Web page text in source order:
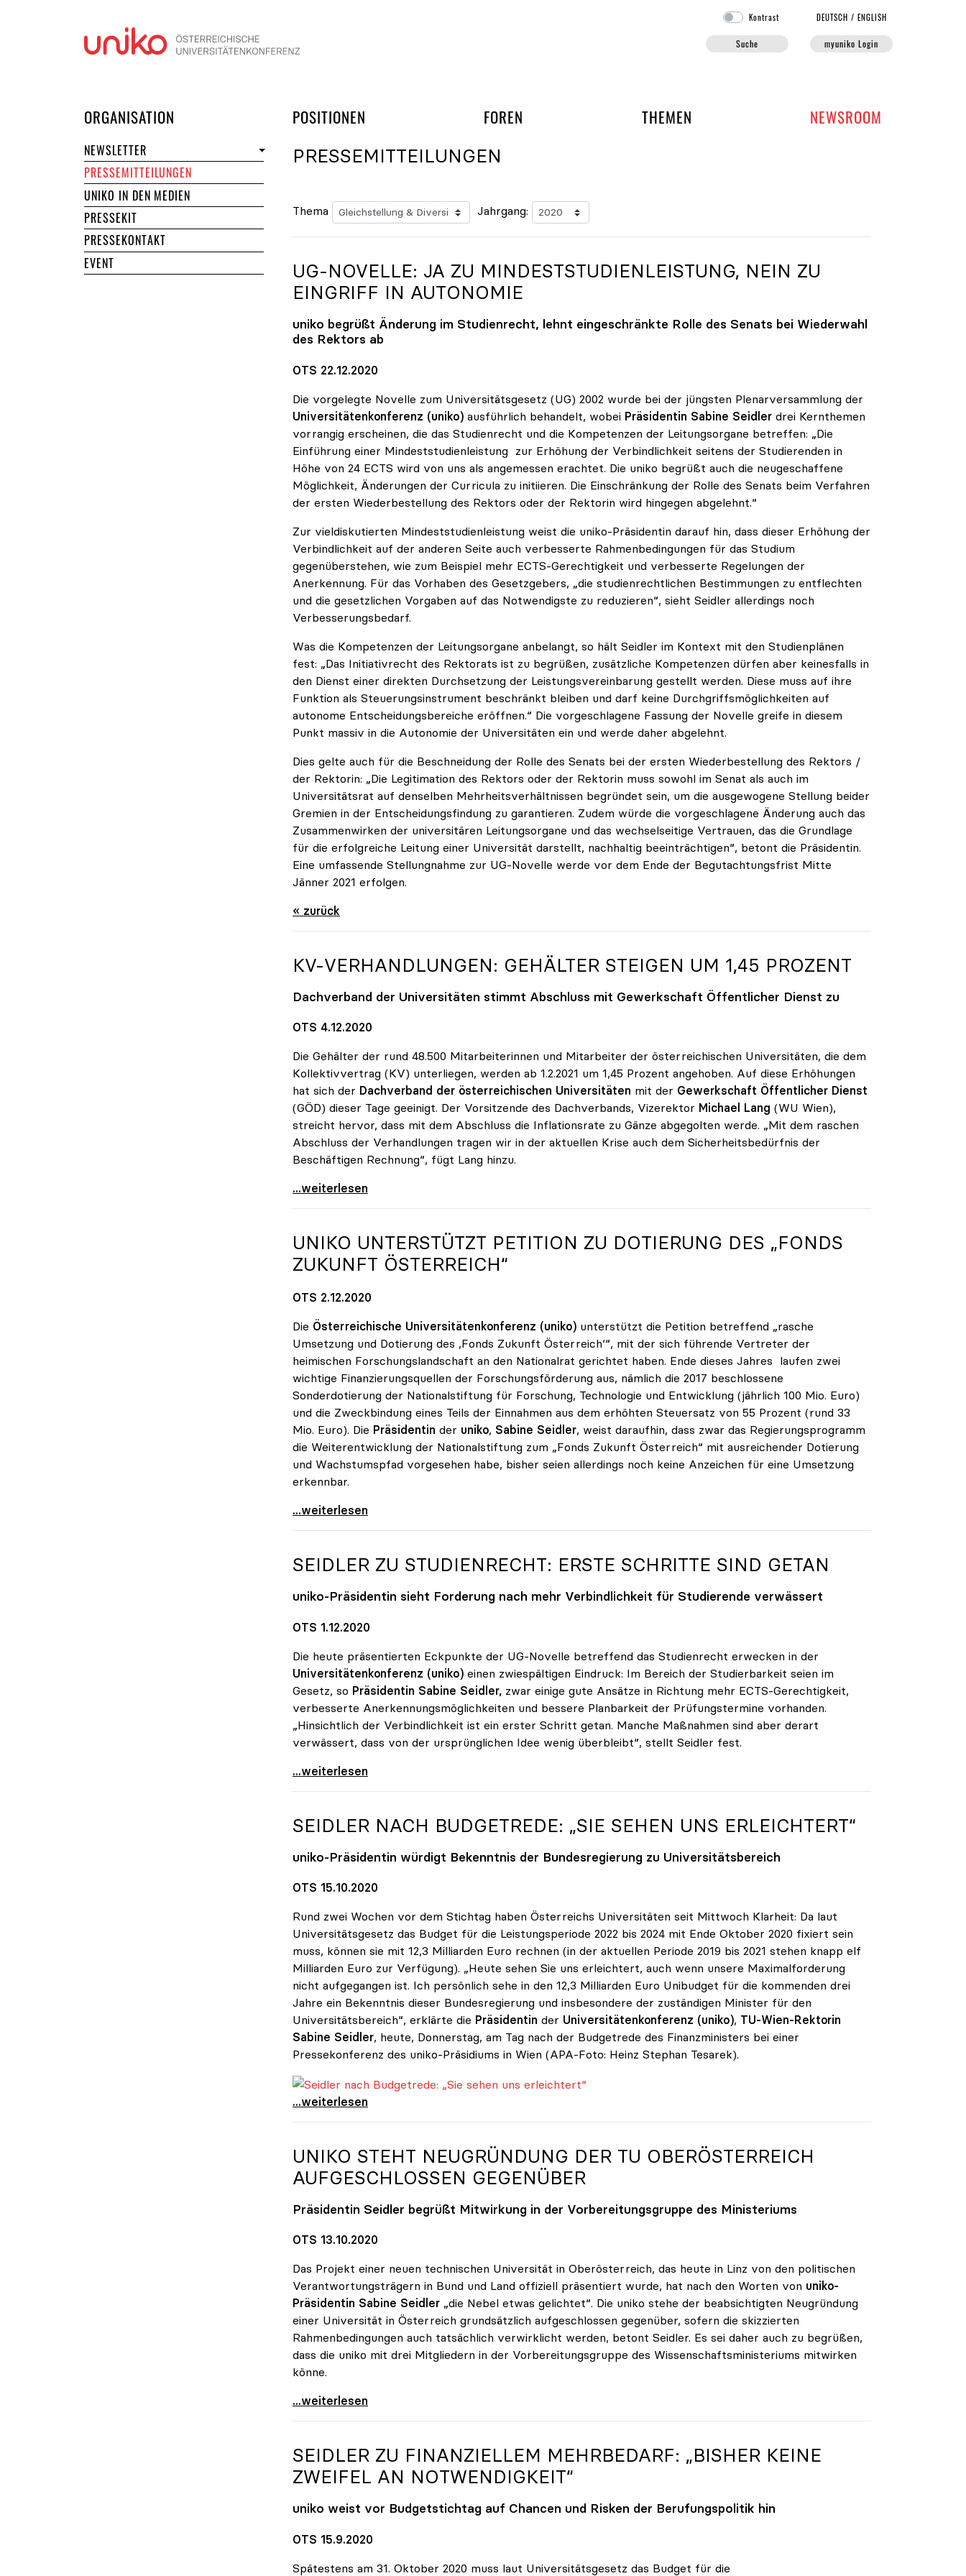
Kontrast DEUTSCH /ENGLISH
Suche myuniko Login
ORGANISATION POSITIONEN FOREN UND ARBEITSGRUPPEN DER UNIKO
THEMEN NEWSROOM
NEWSLETTER
PRESSEMITTEILUNGEN
UNIKO IN DEN MEDIEN
PRESSEKIT
PRESSEKONTAKT
EVENT
PRESSEMITTEILUNGEN
Thema Jahrgang:
UG-NOVELLE: JA ZU MINDESTSTUDIENLEISTUNG, NEIN ZU
EINGRIFF IN AUTONOMIE
uniko begrüßt Änderung im Studienrecht, lehnt eingeschränkte Rolle des Senats bei Wiederwahl
des Rektors ab
OTS 22.12.2020
Die vorgelegte Novelle zum Universitätsgesetz (UG) 2002 wurde bei der jüngsten Plenarversammlung der
Universitätenkonferenz (uniko) ausführlich behandelt, wobei Präsidentin Sabine Seidler drei Kernthemen
vorrangig erscheinen, die das Studienrecht und die Kompetenzen der Leitungsorgane betreffen: „Die
Einführung einer Mindeststudienleistung zur Erhöhung der Verbindlichkeit seitens der Studierenden in
Höhe von 24 ECTS wird von uns als angemessen erachtet. Die uniko begrüßt auch die neugeschaffene
Möglichkeit, Änderungen der Curricula zu initiieren. Die Einschränkung der Rolle des Senats beim Verfahren
der ersten Wiederbestellung des Rektors oder der Rektorin wird hingegen abgelehnt.“
Zur vieldiskutierten Mindeststudienleistung weist die uniko-Präsidentin darauf hin, dass dieser Erhöhung der
Verbindlichkeit auf der anderen Seite auch verbesserte Rahmenbedingungen für das Studium
gegenüberstehen, wie zum Beispiel mehr ECTS-Gerechtigkeit und verbesserte Regelungen der
Anerkennung. Für das Vorhaben des Gesetzgebers, „die studienrechtlichen Bestimmungen zu entflechten
und die gesetzlichen Vorgaben auf das Notwendigste zu reduzieren“, sieht Seidler allerdings noch
Verbesserungsbedarf.
Was die Kompetenzen der Leitungsorgane anbelangt, so hält Seidler im Kontext mit den Studienplänen
fest: „Das Initiativrecht des Rektorats ist zu begrüßen, zusätzliche Kompetenzen dürfen aber keinesfalls in
den Dienst einer direkten Durchsetzung der Leistungsvereinbarung gestellt werden. Diese muss auf ihre
Funktion als Steuerungsinstrument beschränkt bleiben und darf keine Durchgriffsmöglichkeiten auf
autonome Entscheidungsbereiche eröffnen.“ Die vorgeschlagene Fassung der Novelle greife in diesem
Punkt massiv in die Autonomie der Universitäten ein und werde daher abgelehnt.
Dies gelte auch für die Beschneidung der Rolle des Senats bei der ersten Wiederbestellung des Rektors /
der Rektorin: „Die Legitimation des Rektors oder der Rektorin muss sowohl im Senat als auch im
Universitätsrat auf denselben Mehrheitsverhältnissen begründet sein, um die ausgewogene Stellung beider
Gremien in der Entscheidungsfindung zu garantieren. Zudem würde die vorgeschlagene Änderung auch das
Zusammenwirken der universitären Leitungsorgane und das wechselseitige Vertrauen, das die Grundlage
für die erfolgreiche Leitung einer Universität darstellt, nachhaltig beeinträchtigen“, betont die Präsidentin.
Eine umfassende Stellungnahme zur UG-Novelle werde vor dem Ende der Begutachtungsfrist Mitte
Jänner 2021 erfolgen.
« zurück
KV-VERHANDLUNGEN: GEHÄLTER STEIGEN UM 1,45 PROZENT
Dachverband der Universitäten stimmt Abschluss mit Gewerkschaft Öffentlicher Dienst zu
OTS 4.12.2020
Die Gehälter der rund 48.500 Mitarbeiterinnen und Mitarbeiter der österreichischen Universitäten, die dem
Kollektivvertrag (KV) unterliegen, werden ab 1.2.2021 um 1,45 Prozent angehoben. Auf diese Erhöhungen
hat sich der Dachverband der österreichischen Universitäten mit der Gewerkschaft Öffentlicher Dienst
(GÖD) dieser Tage geeinigt. Der Vorsitzende des Dachverbands, Vizerektor Michael Lang (WU Wien),
streicht hervor, dass mit dem Abschluss die Inflationsrate zu Gänze abgegolten werde. „Mit dem raschen
Abschluss der Verhandlungen tragen wir in der aktuellen Krise auch dem Sicherheitsbedürfnis der
Beschäftigen Rechnung“, fügt Lang hinzu.
KV-Verhandlungen: Gehälter steigen um 1,45 Prozent
...weiterlesen
UNIKO UNTERSTÜTZT PETITION ZU DOTIERUNG DES „FONDS
ZUKUNFT ÖSTERREICH“
OTS 2.12.2020
Die Österreichische Universitätenkonferenz (uniko) unterstützt die Petition betreffend „rasche
Umsetzung und Dotierung des ,Fonds Zukunft Österreich‘“, mit der sich führende Vertreter der
heimischen Forschungslandschaft an den Nationalrat gerichtet haben. Ende dieses Jahres laufen zwei
wichtige Finanzierungsquellen der Forschungsförderung aus, nämlich die 2017 beschlossene
Sonderdotierung der Nationalstiftung für Forschung, Technologie und Entwicklung (jährlich 100 Mio. Euro)
und die Zweckbindung eines Teils der Einnahmen aus dem erhöhten Steuersatz von 55 Prozent (rund 33
Mio. Euro). Die Präsidentin der uniko, Sabine Seidler, weist daraufhin, dass zwar das Regierungsprogramm
die Weiterentwicklung der Nationalstiftung zum „Fonds Zukunft Österreich“ mit ausreichender Dotierung
und Wachstumspfad vorgesehen habe, bisher seien allerdings noch keine Anzeichen für eine Umsetzung
erkennbar.
uniko unterstützt Petition zu Dotierung des „Fonds
...weiterlesen
SEIDLER ZU STUDIENRECHT: ERSTE SCHRITTE SIND GETAN
uniko-Präsidentin sieht Forderung nach mehr Verbindlichkeit für Studierende verwässert
OTS 1.12.2020
Die heute präsentierten Eckpunkte der UG-Novelle betreffend das Studienrecht erwecken in der
Universitätenkonferenz (uniko) einen zwiespältigen Eindruck: Im Bereich der Studierbarkeit seien im
Gesetz, so Präsidentin Sabine Seidler, zwar einige gute Ansätze in Richtung mehr ECTS-Gerechtigkeit,
verbesserte Anerkennungsmöglichkeiten und bessere Planbarkeit der Prüfungstermine vorhanden.
„Hinsichtlich der Verbindlichkeit ist ein erster Schritt getan. Manche Maßnahmen sind aber derart
verwässert, dass von der ursprünglichen Idee wenig überbleibt“, stellt Seidler fest.
Seidler zu Studienrecht: Erste Schritte sind getan
...weiterlesen
SEIDLER NACH BUDGETREDE: „SIE SEHEN UNS ERLEICHTERT“
uniko-Präsidentin würdigt Bekenntnis der Bundesregierung zu Universitätsbereich
OTS 15.10.2020
Rund zwei Wochen vor dem Stichtag haben Österreichs Universitäten seit Mittwoch Klarheit: Da laut
Universitätsgesetz das Budget für die Leistungsperiode 2022 bis 2024 mit Ende Oktober 2020 fixiert sein
muss, können sie mit 12,3 Milliarden Euro rechnen (in der aktuellen Periode 2019 bis 2021 stehen knapp elf
Milliarden Euro zur Verfügung). „Heute sehen Sie uns erleichtert, auch wenn unsere Maximalforderung
nicht aufgegangen ist. Ich persönlich sehe in den 12,3 Milliarden Euro Unibudget für die kommenden drei
Jahre ein Bekenntnis dieser Bundesregierung und insbesondere der zuständigen Minister für den
Universitätsbereich“, erklärte die Präsidentin der Universitätenkonferenz (uniko), TU-Wien-Rektorin
Sabine Seidler, heute, Donnerstag, am Tag nach der Budgetrede des Finanzministers bei einer
Pressekonferenz des uniko-Präsidiums in Wien (APA-Foto: Heinz Stephan Tesarek).
Seidler nach Budgetrede: „Sie sehen uns erleichtert“
Seidler nach Budgetrede: „Sie sehen uns
...weiterlesen
UNIKO STEHT NEUGRÜNDUNG DER TU OBERÖSTERREICH
AUFGESCHLOSSEN GEGENÜBER
Präsidentin Seidler begrüßt Mitwirkung in der Vorbereitungsgruppe des Ministeriums
OTS 13.10.2020
Das Projekt einer neuen technischen Universität in Oberösterreich, das heute in Linz von den politischen
Verantwortungsträgern in Bund und Land offiziell präsentiert wurde, hat nach den Worten von uniko-
Präsidentin Sabine Seidler „die Nebel etwas gelichtet“. Die uniko stehe der beabsichtigten Neugründung
einer Universität in Österreich grundsätzlich aufgeschlossen gegenüber, sofern die skizzierten
Rahmenbedingungen auch tatsächlich verwirklicht werden, betont Seidler. Es sei daher auch zu begrüßen,
dass die uniko mit drei Mitgliedern in der Vorbereitungsgruppe des Wissenschaftsministeriums mitwirken
könne.
uniko steht Neugründung der TU Oberösterreich
...weiterlesen
SEIDLER ZU FINANZIELLEM MEHRBEDARF: „BISHER KEINE
ZWEIFEL AN NOTWENDIGKEIT“
uniko weist vor Budgetstichtag auf Chancen und Risken der Berufungspolitik hin
OTS 15.9.2020
Spätestens am 31. Oktober 2020 muss laut Universitätsgesetz das Budget für die